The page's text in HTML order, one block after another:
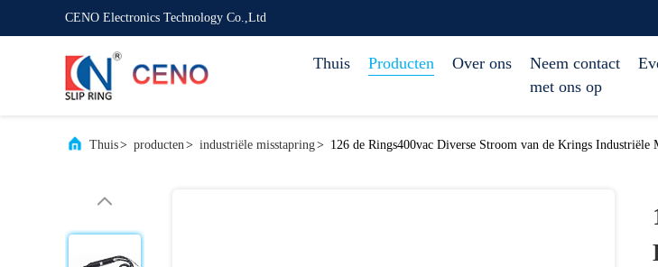
CENO Electronics Technology Co.,Ltd
Thuis Producten Over ons
Neem contact
met ons op
Thuis> producten> industriële misstapring> 126 de Rings400vac Diverse Stroom van de Krings Industriële